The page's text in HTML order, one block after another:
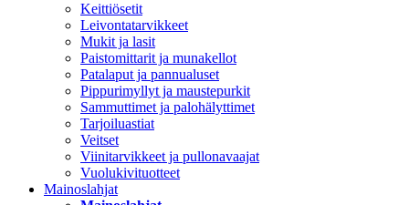
Keittiösetit
Leivontatarvikkeet
Mukit ja lasit
Paistomittarit ja munakellot
Patalaput ja pannualuset
Pippurimyllyt ja maustepurkit
Sammuttimet ja palohälyttimet
Tarjoiluastiat
Veitset
Viinitarvikkeet ja pullonavaajat
Vuolukivituotteet
Mainoslahjat